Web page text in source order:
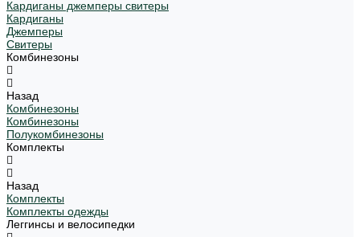
Кардиганы джемперы свитеры
Кардиганы
Джемперы
Свитеры
Комбинезоны
Назад
Комбинезоны
Комбинезоны
Полукомбинезоны
Комплекты
Назад
Комплекты
Комплекты одежды
Леггинсы и велосипедки